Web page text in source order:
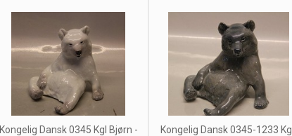
Kongelig Dansk 0345 Kgl Bjørn -
Kongelig Dansk 0345-1233 Kgl.